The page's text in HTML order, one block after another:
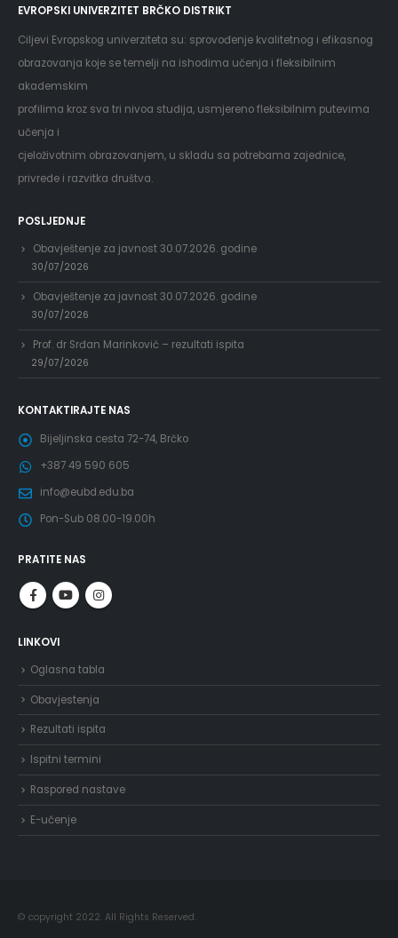
EVROPSKI UNIVERZITET BRČKO DISTRIKT
Ciljevi Evropskog univerziteta su: sprovođenje kvalitetnog i efikasnog
obrazovanja koje se temelji na ishodima učenja i fleksibilnim
akademskim
profilima kroz sva tri nivoa studija, usmjereno fleksibilnim putevima
učenja i
cjeloživotnim obrazovanjem, u skladu sa potrebama zajednice,
privrede i razvitka društva.
POSLJEDNJE
Obavještenje za javnost 30.07.2026. godine
30/07/2026
Obavještenje za javnost 30.07.2026. godine
30/07/2026
Prof. dr Srđan Marinković – rezultati ispita
29/07/2026
KONTAKTIRAJTE NAS
Bijeljinska cesta 72-74, Brčko
+387 49 590 605
info@eubd.edu.ba
Pon-Sub 08.00-19.00h
PRATITE NAS
LINKOVI
Oglasna tabla
Obavjestenja
Rezultati ispita
Ispitni termini
Raspored nastave
E-učenje
© copyright 2022. All Rights Reserved.